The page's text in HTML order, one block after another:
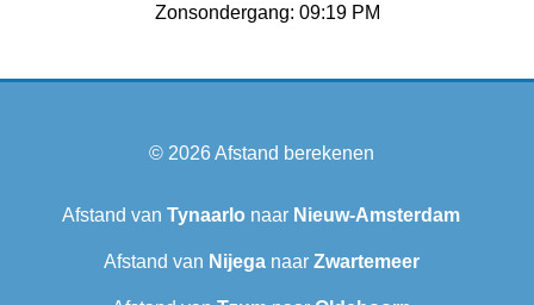
Zonsondergang: 09:19 PM
© 2026Afstand berekenen
Afstand van Tynaarlo naar Nieuw-Amsterdam
Afstand van Nijeganaar Zwartemeer